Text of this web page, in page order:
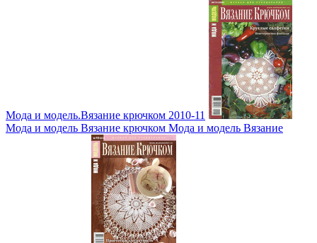
Мода и модель.Вязание крючком 2010-11
Мода и модель Вязание крючком Мода и модель Вязание